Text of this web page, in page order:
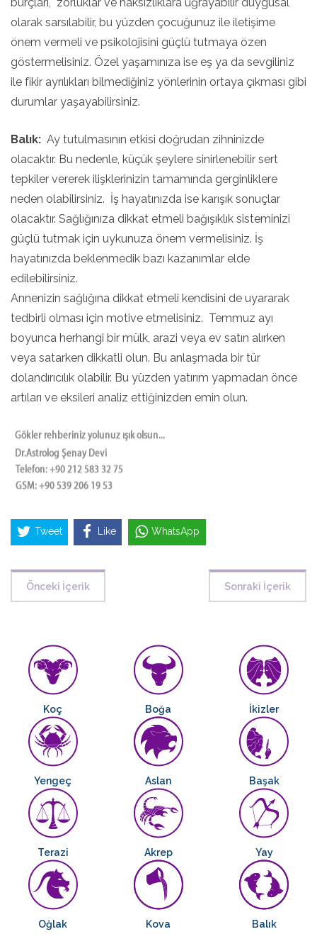
olarak sarsılabilir, bu yüzden çocuğunuz ile iletişime
önem vermeli ve psikolojisini güçlü tutmaya özen
göstermelisiniz. Özel yaşamınıza ise eş ya da sevgiliniz
ile fikir ayrılıkları bilmediğiniz yönlerinin ortaya çıkması gibi
durumlar yaşayabilirsiniz.
Balık: Ay tutulmasının etkisi doğrudan zihninizde
olacaktır. Bu nedenle, küçük şeylere sinirlenebilir sert
tepkiler vererek ilişklerinizin tamamında gerginliklere
neden olabilirsiniz. İş hayatınızda ise karışık sonuçlar
olacaktır. Sağlığınıza dikkat etmeli bağışıklık sisteminizi
güçlü tutmak için uykunuza önem vermelisiniz. İş
hayatınızda beklenmedik bazı kazanımlar elde
edilebilirsiniz.
Annenizin sağlığına dikkat etmeli kendisini de uyararak
tedbirli olması için motive etmelisiniz. Temmuz ayı
boyunca herhangi bir mülk, arazi veya ev satın alırken
veya satarken dikkatli olun. Bu anlaşmada bir tür
dolandırıcılık olabilir. Bu yüzden yatırım yapmadan önce
artıları ve eksileri analiz ettiğinizden emin olun.
Tweet Like WhatsApp
Önceki İçerik Sonraki İçerik
Koç Boğa İkizler
Yengeç Aslan Başak
Terazi Akrep Yay
Oğlak Kova Balık